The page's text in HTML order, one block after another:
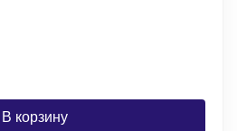
В корзину